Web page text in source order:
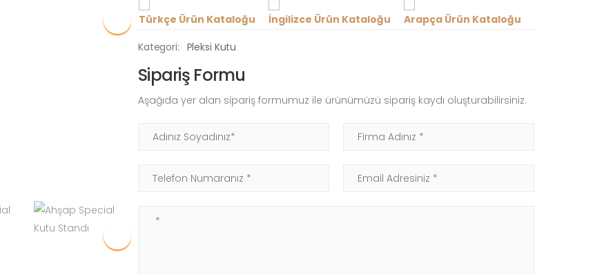
Türkçe Ürün Kataloğu İngilizce Ürün Kataloğu
Arapça Ürün Kataloğu
Kategori: Pleksi Kutu
Sipariş Formu
Aşağıda yer alan sipariş formumuz ile ürünümüzü sipariş kaydı oluşturabilirsiniz.
Adınız Soyadınız Firma Adınız
Telefon Numaranız Email Adresiniz